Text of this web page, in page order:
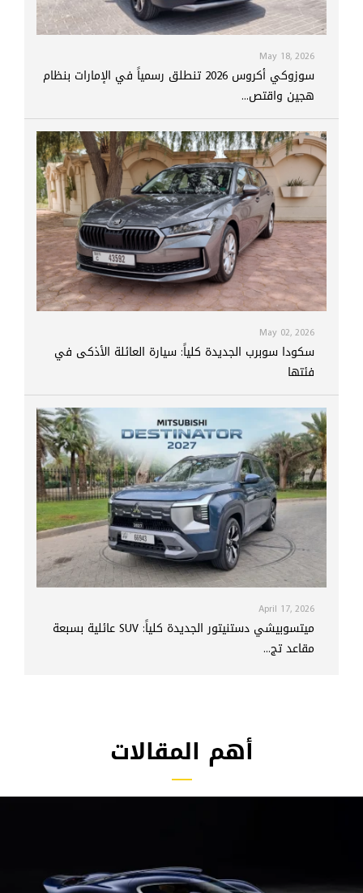
May 18, 2026
سوزوكي أكروس 2026 تنطلق رسمياً في الإمارات بنظام
هجين واقتص...
May 02, 2026
سكودا سوبرب الجديدة كلياً: سيارة العائلة الأذكى في
فئتها
April 17, 2026
ميتسوبيشي دستنيتور الجديدة كلياً: SUV عائلية بسبعة
مقاعد تج...
أهم المقالات